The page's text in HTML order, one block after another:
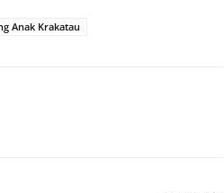
Anak Krakatau